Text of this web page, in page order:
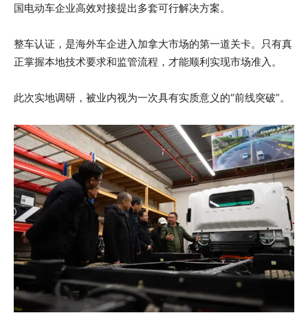
国电动车企业高效对接提出多套可行解决方案。
整车认证，是海外车企进入加拿大市场的第一道关卡。只有真
正掌握本地技术要求和监管流程，才能顺利实现市场准入。
此次实地调研，被业内视为一次具有实质意义的“前线突破”。